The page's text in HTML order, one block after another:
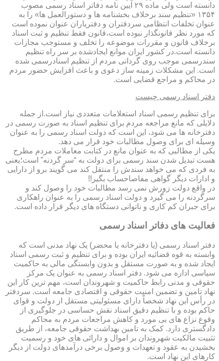
دانسته است ولی ماده ۲۹ آیین نامه دفاتر اسناد رسمی مصوب
۱۳۵۴ «تنظیم سند برخلاف بخشنامه ها و دستورالعمل ها» را به
عنوان تخلفات انتظامی سردفتران و دفتریاران عنوان نموده است
که مورد نظر قانونگذار نبوده است،قانون فقط تنظیم و ثبت اسناد
برخلاف قانون و مقررات موضوعه را تخلف و مستوجب مجازات
دانسته است.در کشور ایران موانع ایجادشده بر سر راه تنظیم
سندرسمی موجب روی گردانی مردم از تنظیم اسنادرسمی شده
است. این مشکلات زمینه ساز دعوی و باعث افزایش حضور مردم
در محاکم و مراجع قضایی است.
دفتر اسناد رسمی چیست
برای تنظیم رسمی اسناد استعلامات متعددی نیاز است.از جمله
دلایلی که مانع مراجعه مردم برای تنظیم اسناد به صورت رسمی در
دفترخانه ها می شود، این است که دولت اسناد رسمی را به عنوان
وسیله ای برای وصول مطالبات خود قرار می دهد.
یکی از مطالبی که به عنوان مانع در کتابت معاملات مردم مطرح
هست تبدیل شدن سند رسمی برای دولت به “سر گردنه” است؛یعنی
به فردی که می خواهد سندش را منتقل کند می گویند برو از دارایی
و ادارات دیگر گواهی مفاصاحساب بگیر!!
در واقع دولت زورش نمی رسد مطالبات خود را وصول کند و
سرگردنه را می گیرد و دولت اسناد رسمی را به عنوان راهکاری
برای جبران کم کاری و ناتوانی دستگاه های دیگر قرار داده است.
فعالیت های دفاتر اسناد رسمی
دفتر اسناد رسمی (یا دفترخانه یا محضر) یک نهاد مدنی است که
وابسته به قوه قضائیه ایران بوده و برای تنظیم و ثبت رسمی اسناد
ایجاد شده و به صورت مستقل و بدون وابستگی مالی به حاکمیت
سیاسی اداره می شود. دفتر اسناد رسمی به عنوان یک مرکز
حقوقی و مدنی رابط حاکمیت و شهروندان است، مهم ترین کار این
نهاد تامین و تضمین امنیت حقوقی و اقتصادی جامعه است. سردفتر
در رأس این نهاد شخصاً دارای مسئولیتی مستقل از دولت و قوای
حاکم بوده و با تنظیم دقیق اسناد نقش حساسی در جلوگیری از
وقوع نزاع های بی مورد و کاهش مراجعات مردم به محاکم
دادگستری دارد. کمک به تامین بهداشت حقوقی جامعه، از طریق
تثبیت مالکیت شهروندان بر اموال و دارائی های خود و رسمیت
بخشیدن به عقود و تعهدات و وصول برخی درآمدهای دولت از دیگر
کارهای این نهاد است.